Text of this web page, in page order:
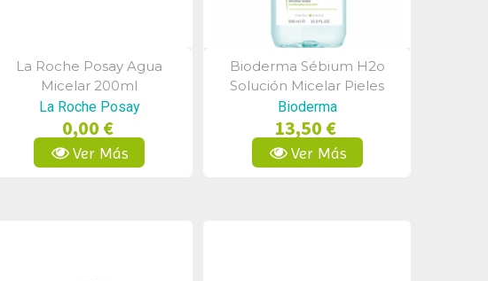
Vista Rápida
La Roche Posay Agua
Micelar 200ml
La Roche Posay
0,00 €
Ver Más
Vista Rápida
Bioderma Sébium H2o
Solución Micelar Pieles
Mixtas-Grasas 500 Ml
Bioderma
13,50 €
Ver Más